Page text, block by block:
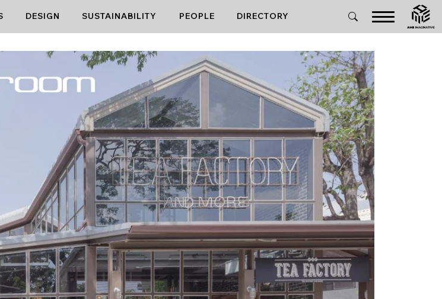
DESIGN SUSTAINABILITY PEOPLE DIRECTORY